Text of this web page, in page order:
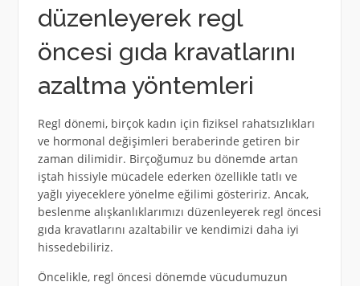
düzenleyerek regl
öncesi gıda kravatlarını
azaltma yöntemleri
Regl dönemi, birçok kadın için fiziksel rahatsızlıkları
ve hormonal değişimleri beraberinde getiren bir
zaman dilimidir. Birçoğumuz bu dönemde artan
iştah hissiyle mücadele ederken özellikle tatlı ve
yağlı yiyeceklere yönelme eğilimi gösteririz. Ancak,
beslenme alışkanlıklarımızı düzenleyerek regl öncesi
gıda kravatlarını azaltabilir ve kendimizi daha iyi
hissedebiliriz.
Öncelikle, regl öncesi dönemde vücudumuzun